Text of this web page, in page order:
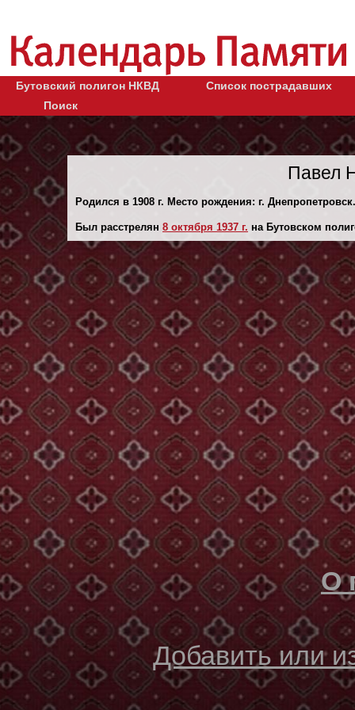
Бутовский полигон НКВД
Список пострадавших
Поиск
Павел
Родился в 1908 г. Место рождения: г. Днепропетровск.
Был расстрелян 8 октября 1937 г. на Бутовском
О
Добавить или